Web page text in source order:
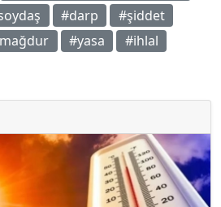
#darp
#şiddet
#yasa
#ihlal